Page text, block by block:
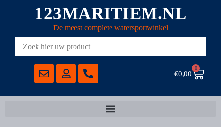
123MARITIEM.NL
De meest complete watersportwinkel
€0,00
0